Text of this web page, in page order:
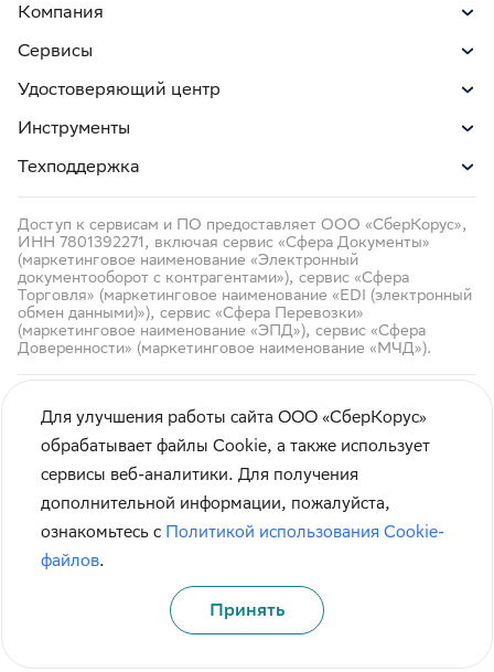
Компания
Сервисы
Удостоверяющий центр
Инструменты
Техподдержка
Доступ к сервисам и ПО предоставляет ООО «СберКорус»,
ИНН 7801392271, включая сервис «Сфера Документы»
(маркетинговое наименование «Электронный
документооборот с контрагентами»), сервис «Сфера
Торговля» (маркетинговое наименование «EDI (электронный
обмен данными)»), сервис «Сфера Перевозки»
(маркетинговое наименование «ЭПД»), сервис «Сфера
Доверенности» (маркетинговое наименование «МЧД»).
© СберКорус 2004-2026
Санкт-Петербург, наб. Обводного канала, 60А
Правила использования сайта
Карта сайта
Для улучшения работы сайта ООО «СберКорус»
обрабатывает файлы Cookie, а также использует
сервисы веб-аналитики. Для получения
дополнительной информации, пожалуйста,
ознакомьтесь с Политикой использования Cookie-
файлов.
Принять